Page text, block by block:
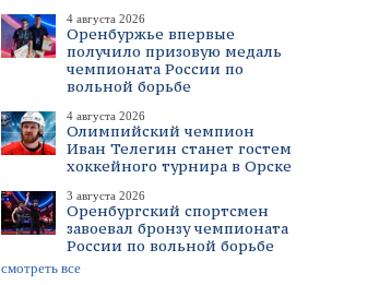
4 августа 2026
Оренбуржье впервые
получило призовую медаль
чемпионата России по
вольной борьбе
4 августа 2026
Олимпийский чемпион
Иван Телегин станет гостем
хоккейного турнира в Орске
3 августа 2026
Оренбургский спортсмен
завоевал бронзу чемпионата
России по вольной борьбе
смотреть все